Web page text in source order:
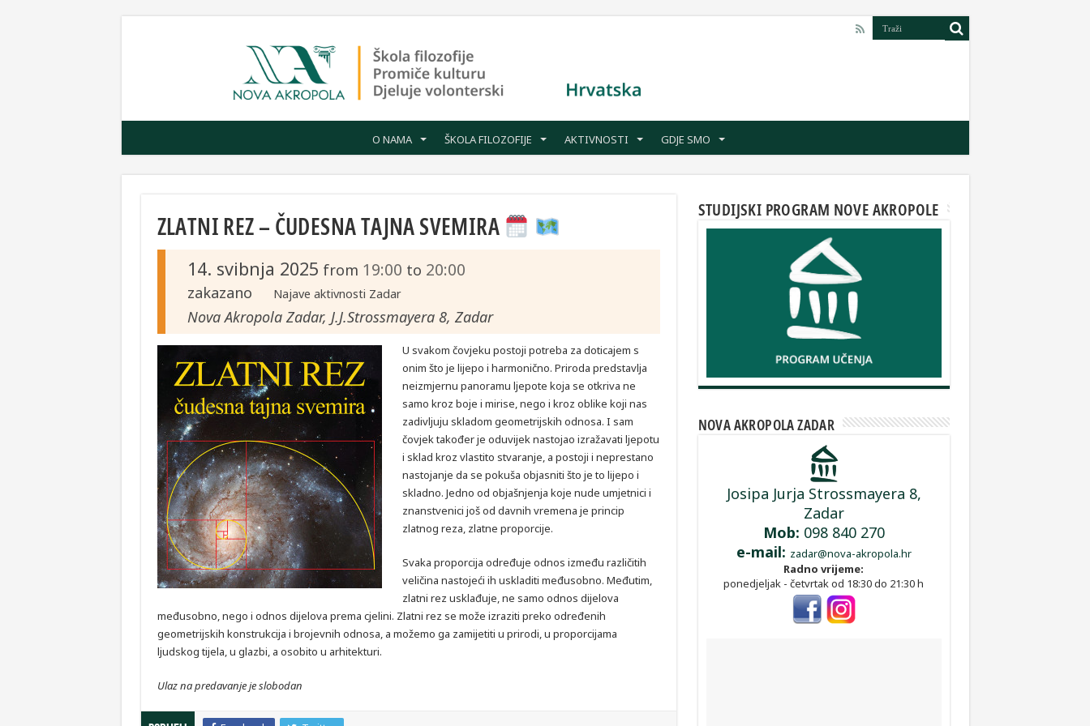
O NAMA ŠKOLA FILOZOFIJE AKTIVNOSTI GDJE SMO
ZLATNI REZ – ČUDESNA TAJNA SVEMIRA
14. svibnja 2025 from 19:00 to 20:00
zakazano Najave aktivnosti Zadar
Nova Akropola Zadar, J.J.Strossmayera 8, Zadar
U svakom čovjeku postoji potreba za doticajem s
onim što je lijepo i harmonično. Priroda predstavlja
neizmjernu panoramu ljepote koja se otkriva ne
samo kroz boje i mirise, nego i kroz oblike koji nas
zadivljuju skladom geometrijskih odnosa. I sam
čovjek također je oduvijek nastojao izražavati ljepotu
i sklad kroz vlastito stvaranje, a postoji i neprestano
nastojanje da se pokuša objasniti što je to lijepo i
skladno. Jedno od objašnjenja koje nude umjetnici i
znanstvenici još od davnih vremena je princip
zlatnog reza, zlatne proporcije.
Svaka proporcija određuje odnos između različitih
veličina nastojeći ih uskladiti međusobno. Međutim,
zlatni rez usklađuje, ne samo odnos dijelova
međusobno, nego i odnos dijelova prema cjelini. Zlatni rez se može izraziti preko određenih
geometrijskih konstrukcija i brojevnih odnosa, a možemo ga zamijetiti u prirodi, u proporcijama
ljudskog tijela, u glazbi, a osobito u arhitekturi.
Ulaz na predavanje je slobodan
STUDIJSKI PROGRAM NOVE AKROPOLE
NOVA AKROPOLA ZADAR
Josipa Jurja Strossmayera 8,
Zadar
Mob: 098 840 270
e-mail: zadar@nova-akropola.hr
Radno vrijeme:
ponedjeljak - četvrtak od 18:30 do 21:30 h